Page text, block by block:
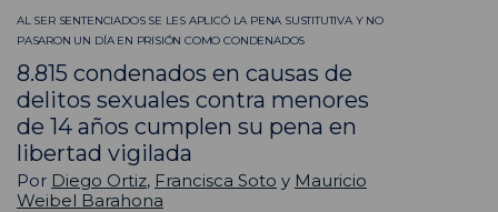
AL SER SENTENCIADOS SE LES APLICÓ LA PENA SUSTITUTIVA Y NO
PASARON UN DÍA EN PRISIÓN COMO CONDENADOS
8.815 condenados en causas de
delitos sexuales contra menores
de 14 años cumplen su pena en
libertad vigilada
Por Diego Ortiz, Francisca Soto y Mauricio
Weibel Barahona